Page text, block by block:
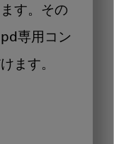
す。その
専用コン
ます。